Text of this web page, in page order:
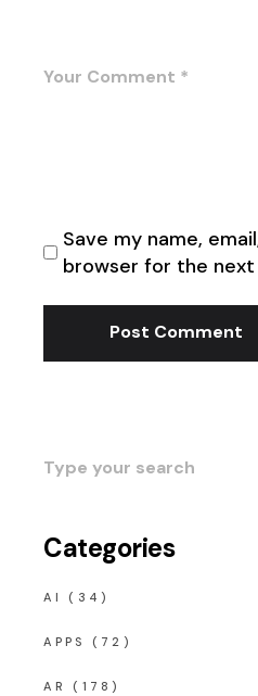
Save my name,
browser for the
Post Comment
Search
for:
Categories
AI (34)
APPS (72)
AR (178)